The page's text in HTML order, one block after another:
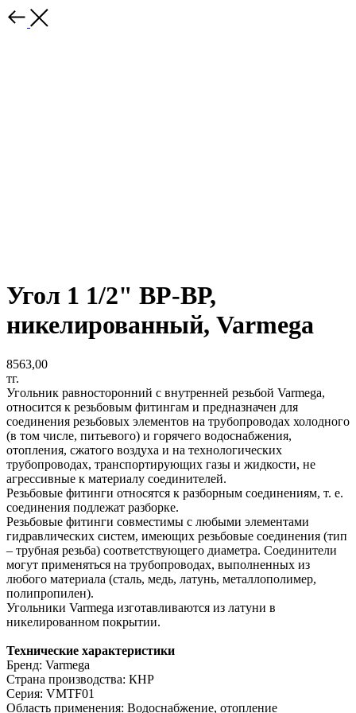
Угол 1 1/2" ВР-ВР,
никелированный, Varmega
8563,00
тг.
Угольник равносторонний с внутренней резьбой Varmega,
относится к резьбовым фитингам и предназначен для
соединения резьбовых элементов на трубопроводах холодного
(в том числе, питьевого) и горячего водоснабжения,
отопления, сжатого воздуха и на технологических
трубопроводах, транспортирующих газы и жидкости, не
агрессивные к материалу соединителей.
Резьбовые фитинги относятся к разборным соединениям, т. е.
соединения подлежат разборке.
Резьбовые фитинги совместимы с любыми элементами
гидравлических систем, имеющих резьбовые соединения (тип
– трубная резьба) соответствующего диаметра. Соединители
могут применяться на трубопроводах, выполненных из
любого материала (сталь, медь, латунь, металлополимер,
полипропилен).
Угольники Varmega изготавливаются из латуни в
никелированном покрытии.
Технические характеристики
Бренд: Varmega
Страна производства: КНР
Серия: VMTF01
Область применения: Водоснабжение, отопление